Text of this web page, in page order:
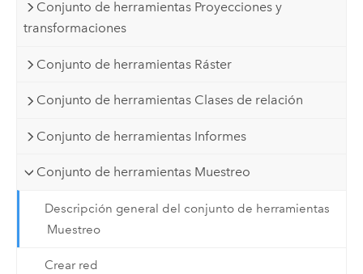
Conjunto de herramientas Proyecciones y
transformaciones
Conjunto de herramientas Ráster
Conjunto de herramientas Clases de relación
Conjunto de herramientas Informes
Conjunto de herramientas Muestreo
Descripción general del conjunto de herramientas
Muestreo
Crear red